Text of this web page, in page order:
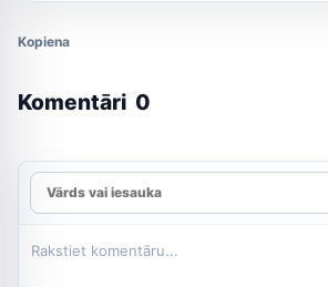
Kopiena
Komentāri 0